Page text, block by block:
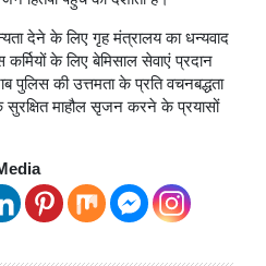
देने के लिए गृह मंत्रालय का धन्यवाद
के लिए बेमिसाल सेवाएं प्रदान
की उत्तमता के प्रति वचनबद्धता
माहौल सृजन करने के प्रयासों